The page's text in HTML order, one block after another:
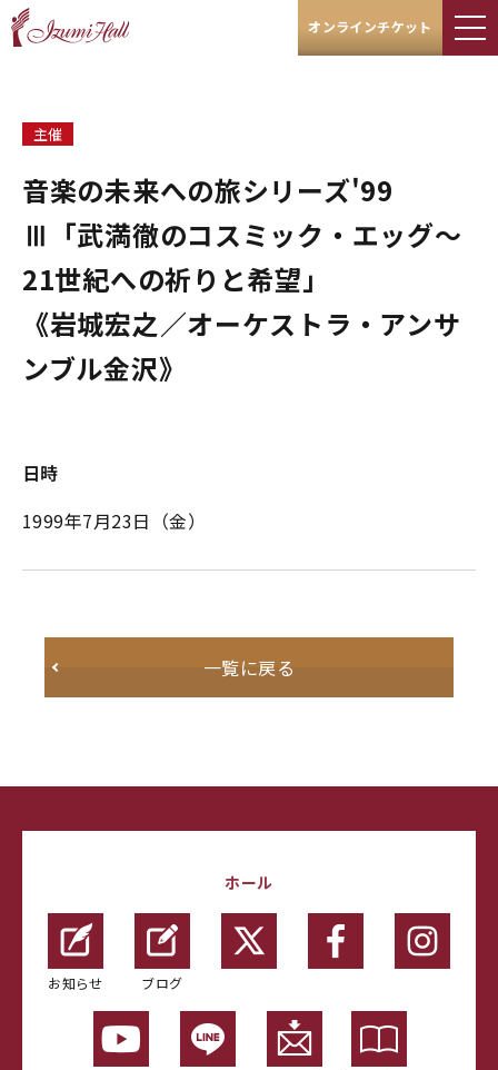
オンラインチケット
主催
音楽の未来への旅シリーズ'99
Ⅲ「武満徹のコスミック・エッグ～
21世紀への祈りと希望」
《岩城宏之／オーケストラ・アンサ
ンブル金沢》
日時
1999年7月23日（金）
一覧に戻る
ホール
お知らせ ブログ